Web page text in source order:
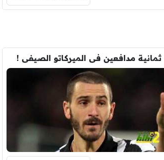
مدافعين فى الميركاتو الصيفى !